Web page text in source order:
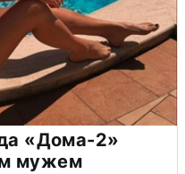
«Дома-2»
мужем